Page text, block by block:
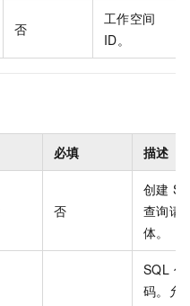
否
工作空间
ID。
必填 描述
否
创建
查询请
体。
SQL 代
码。允